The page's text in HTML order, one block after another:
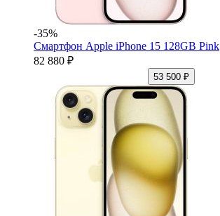
-35%
Смартфон Apple iPhone 15 128GB Pink
82 880 ₽
53 500 ₽